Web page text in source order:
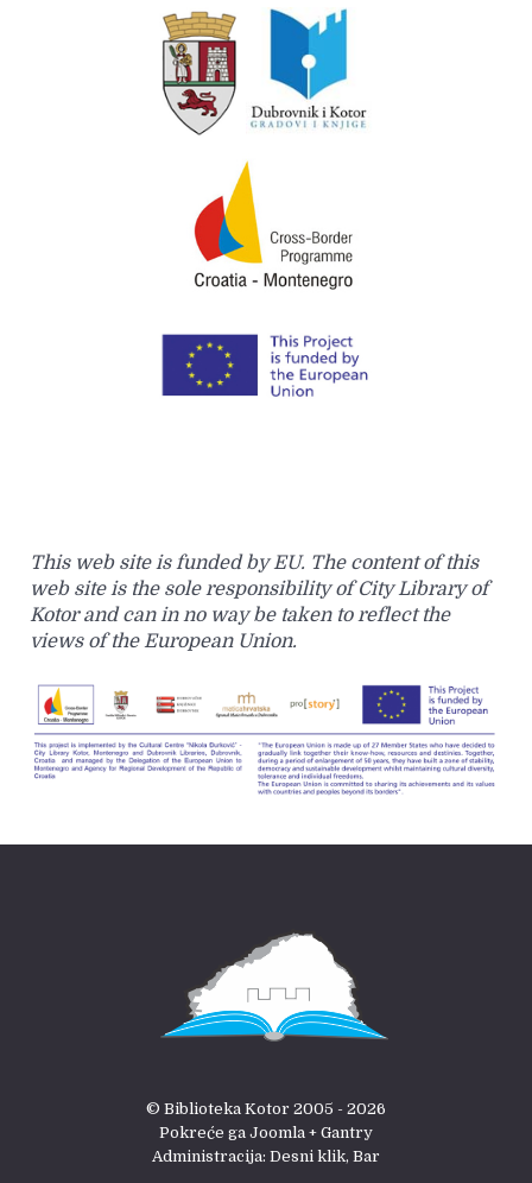
This web site is funded by EU. The content of this
web site is the sole responsibility of City Library of
Kotor and can in no way be taken to reflect the
views of the European Union.
© Biblioteka Kotor 2005 - 2026
Pokreće ga Joomla + Gantry
Administracija: Desni klik, Bar